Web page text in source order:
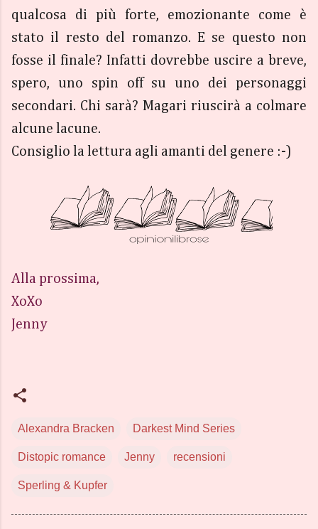
qualcosa di più forte, emozionante come è
stato il resto del romanzo. E se questo non
fosse il finale? Infatti dovrebbe uscire a breve,
spero, uno spin off su uno dei personaggi
secondari. Chi sarà? Magari riuscirà a colmare
alcune lacune.
Consiglio la lettura agli amanti del genere :-)
Alla prossima,
XoXo
Jenny
Alexandra Bracken Darkest Mind Series
Distopic romance Jenny recensioni
Sperling & Kupfer